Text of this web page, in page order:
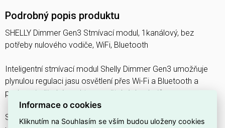
Podrobný popis produktu
SHELLY Dimmer Gen3 Stmívací modul, 1kanálový, bez
potřeby nulového vodiče, WiFi, Bluetooth
Inteligentní stmívací modul Shelly Dimmer Gen3 umožňuje
plynulou regulaci jasu osvětlení přes Wi-Fi a Bluetooth a
podporuje široké spektrum světelných zdrojů.
Shelly Dimmer Gen3 je inteligentní jednokanálový stmívač
Informace o cookies
Kliknutím na Souhlasím se vším budou uloženy cookies